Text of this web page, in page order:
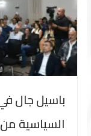
باسيل جال
السياسية